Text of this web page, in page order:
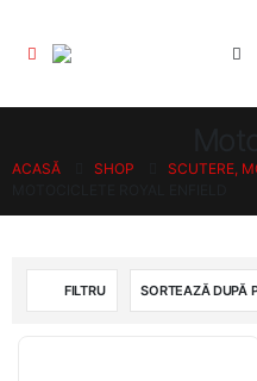
ACASĂ SHOP
SCUTERE,
FILTRU